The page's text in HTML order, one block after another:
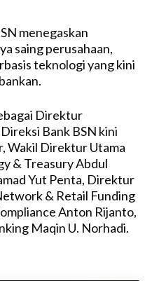
e
menegaskan
saing perusahaan,
teknologi yang kini
Direktur
Bank BSN kini
Wakil Direktur Utama
& Treasury Abdul
Yut Penta, Direktur
& Retail Funding
Anton Rijanto,
Maqin U. Norhadi.